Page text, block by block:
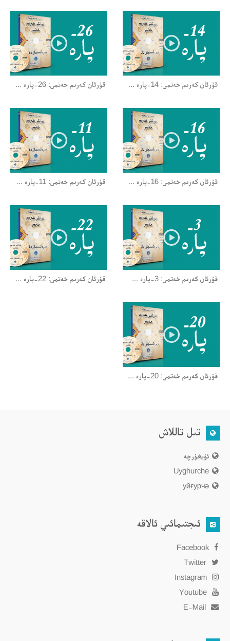
قۇرئان كەرىم خەتمى: 14-پارە ... قۇرئان كەرىم خەتمى: 26-پارە ...
قۇرئان كەرىم خەتمى: 16-پارە ... قۇرئان كەرىم خەتمى: 11-پارە ...
قۇرئان كەرىم خەتمى: 3-پارە ... قۇرئان كەرىم خەتمى: 22-پارە ...
قۇرئان كەرىم خەتمى: 20-پارە ...
تىل تاللاش
ئۇيغۇرچە
Uyghurche
уйғурчә
ئىجتىمائىي ئالاقە